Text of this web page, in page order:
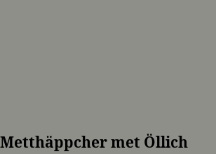
Metthäppcher met Öllich